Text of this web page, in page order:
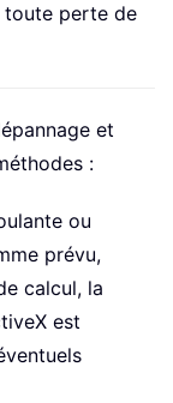
toute perte de
et
:
ou
prévu,
calcul, la
est